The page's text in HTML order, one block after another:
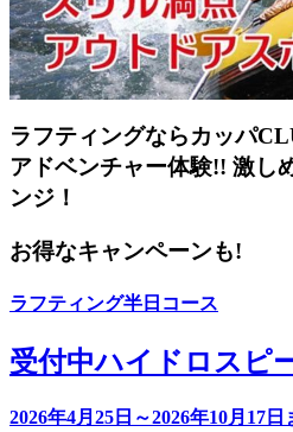
ラフティングならカッパ
アドベンチャー体験!! 激し
ンジ！
お得なキャンペーンも!
ラフティング半日コース
受付中ハイドロスピ
2026年4月25日～2026年10月17日